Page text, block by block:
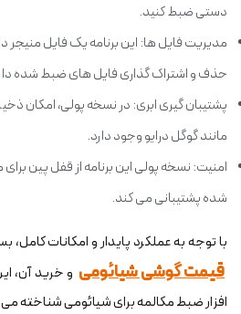
دستی ضبط کنید.
مدیریت فایل ها: این برنامه یک فایل
حذف و اشتراک گذاری فایل های ضبط شده
پشتیبان گیری ابری: در نسخه پولی، امکان
مانند گوگل درایو وجود دارد.
امنیت: نسخه پولی این برنامه از قفل پین
شده پشتیبانی می کند.
با توجه به عملکرد پایدار و امکانات کامل،
قیمت گوشی شیائومی و خرید آن،
افزار ضبط مکالمه برای شیائومی شناخته